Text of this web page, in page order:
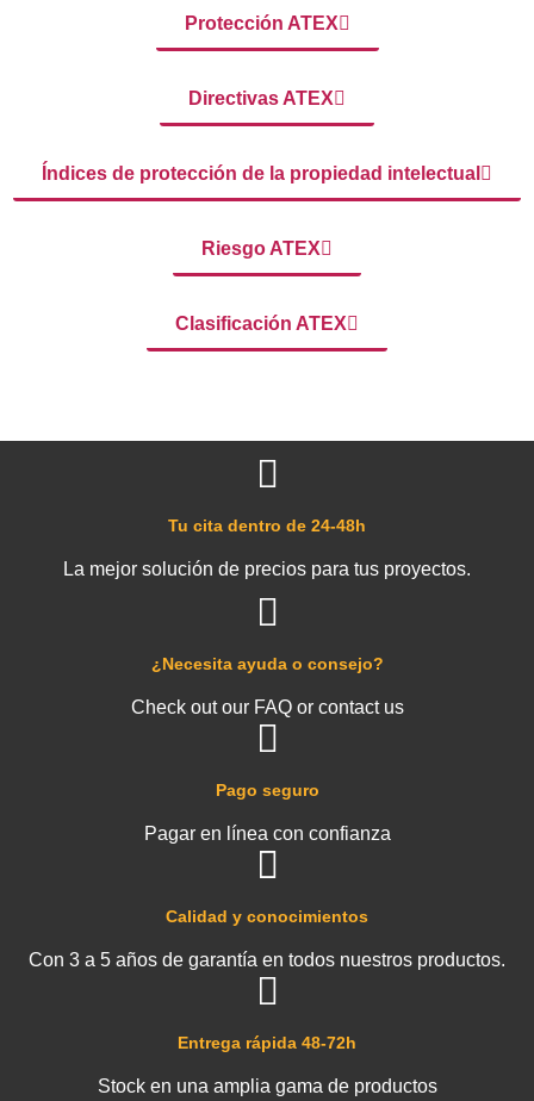
Protección ATEX
Directivas ATEX
Índices de protección de la propiedad intelectual
Riesgo ATEX
Clasificación ATEX
Entrega rápida 48-72h
Stock en una amplia gama de productos
Calidad y conocimientos
Con 3 a 5 años de garantía en todos nuestros productos.
Pago seguro
Pagar en línea con confianza
¿Necesita ayuda o consejo?
Check out our FAQ or contact us
Tu cita dentro de 24-48h
La mejor solución de precios para tus proyectos.